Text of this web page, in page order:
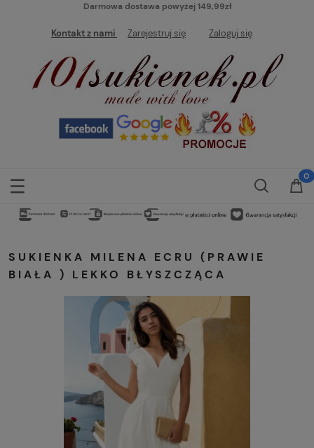
Darmowa dostawa powyżej 149,99zł
Kontakt z nami Zarejestruj się Zaloguj się
SUKIENKA MILENA ECRU (PRAWIE
BIAŁA ) LEKKO BŁYSZCZĄCA